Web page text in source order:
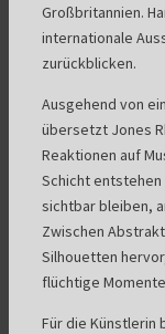
Großbritannien.
internationale
zurückblicken.
Ausgehend von
übersetzt Jones
Reaktionen auf
Schicht
sichtbar bleiben,
Zwischen
Silhouetten
flüchtige
Für die Künstlerin